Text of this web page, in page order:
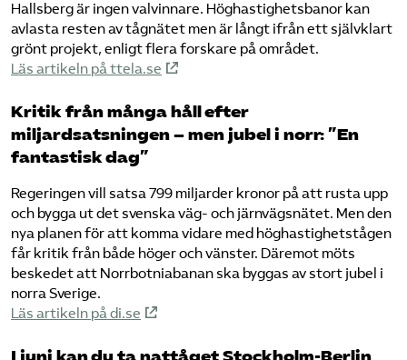
Hallsberg är ingen valvinnare. Höghastighetsbanor kan
avlasta resten av tågnätet men är långt ifrån ett självklart
grönt projekt, enligt flera forskare på området.
Läs artikeln på ttela.se
Kritik från många håll efter
miljardsatsningen – men jubel i norr: ”En
fantastisk dag”
Regeringen vill satsa 799 miljarder kronor på att rusta upp
och bygga ut det svenska väg- och järnvägsnätet. Men den
nya planen för att komma vidare med höghastighetstågen
får kritik från både höger och vänster. Däremot möts
beskedet att Norrbotniabanan ska byggas av stort jubel i
norra Sverige.
Läs artikeln på di.se